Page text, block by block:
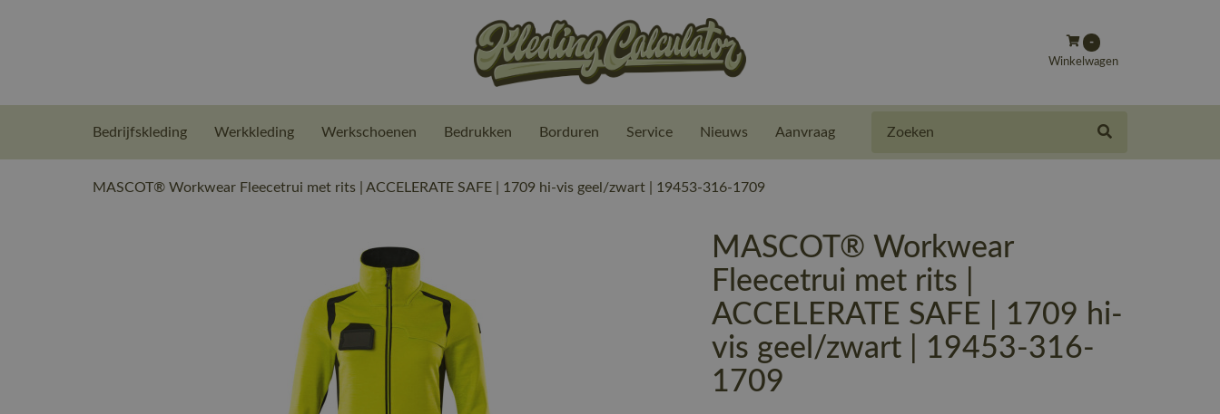
-
Winkelwagen
Bedrijfskleding Werkkleding Werkschoenen Bedrukken Borduren Service Nieuws Aanvraag
MASCOT® Workwear Fleecetrui met rits | ACCELERATE SAFE | 1709 hi-vis geel/zwart | 19453-316-1709
MASCOT® Workwear
Fleecetrui met rits |
ACCELERATE SAFE | 1709 hi-
vis geel/zwart | 19453-316-
1709